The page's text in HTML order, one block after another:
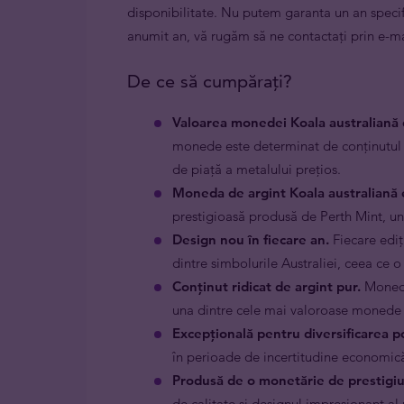
disponibilitate. Nu putem garanta un an
anumit an, vă rugăm să ne contactați prin e-
De ce să cumpărați?
Valoarea monedei Koala
monede este determinat de
de piață a metalului prețios.
Moneda de argint Koala australiană
prestigioasă produsă de Perth Mint,
Design nou în fiecare an. Fiecare
dintre simbolurile Australiei, ceea ce
Conținut ridicat de argint pur.
una dintre cele mai valoroase
Excepțională pentru diversificarea
în perioade de incertitudine
Produsă de o monetărie de